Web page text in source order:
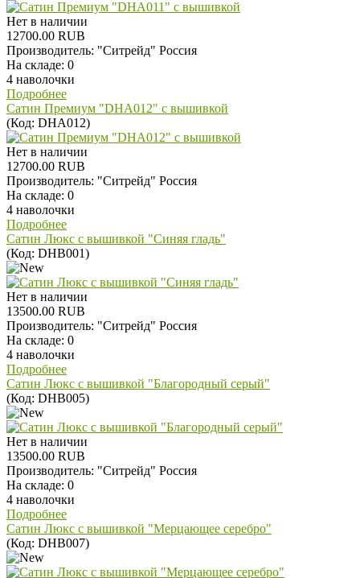
Нет в наличии
12700.00 RUB
Производитель: "Ситрейд" Россия
На складе: 0
4 наволочки
Подробнее
Сатин Премиум "DHA012" с вышивкой
(Код: DHA012)
Нет в наличии
12700.00 RUB
Производитель: "Ситрейд" Россия
На складе: 0
4 наволочки
Подробнее
Сатин Люкс с вышивкой "Синяя гладь"
(Код: DHB001)
Нет в наличии
13500.00 RUB
Производитель: "Ситрейд" Россия
На складе: 0
4 наволочки
Подробнее
Сатин Люкс с вышивкой "Благородный серый"
(Код: DHB005)
Нет в наличии
13500.00 RUB
Производитель: "Ситрейд" Россия
На складе: 0
4 наволочки
Подробнее
Сатин Люкс с вышивкой "Мерцающее серебро"
(Код: DHB007)